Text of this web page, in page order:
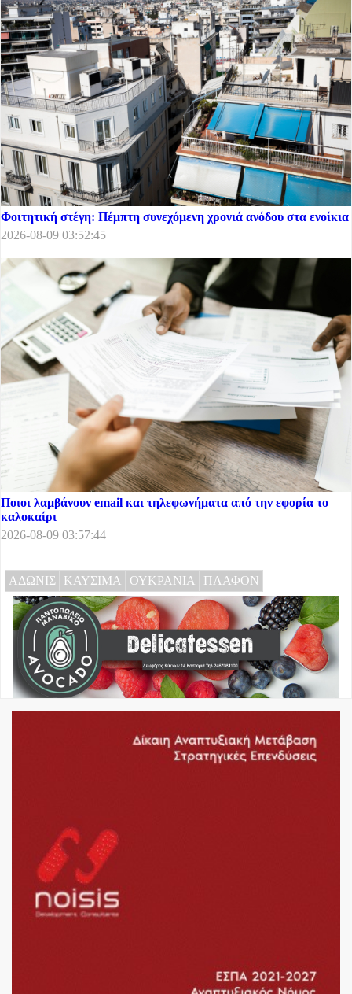
Φοιτητική στέγη: Πέμπτη συνεχόμενη χρονιά ανόδου στα ενοίκια
2026-08-09 03:52:45
Ποιοι λαμβάνουν email και τηλεφωνήματα από την εφορία το
καλοκαίρι
2026-08-09 03:57:44
ΑΔΩΝΙΣ ΚΑΥΣΙΜΑ ΟΥΚΡΑΝΙΑ ΠΛΑΦΟΝ